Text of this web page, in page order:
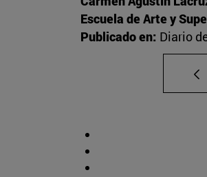
Escuela de Arte y
Publicado en: Diario